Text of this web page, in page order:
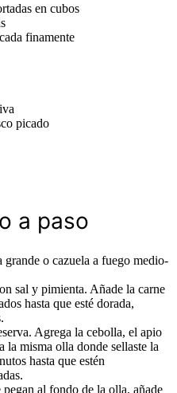
en cubos
finamente
picado
a paso
o cazuela a fuego medio-
sal y pimienta. Añade la carne
hasta que esté dorada,
Agrega la cebolla, el apio
la misma olla donde sellaste la
hasta que estén
pegan al fondo de la olla, añade